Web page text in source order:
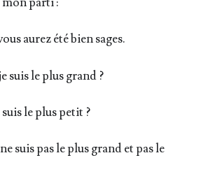
aurez été bien sages.
suis le plus grand ?
le plus petit ?
suis pas le plus grand et pas le